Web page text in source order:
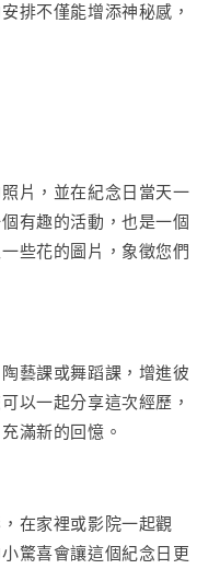
排不僅能增添神秘感，
片，並在紀念日當天一
有趣的活動，也是一個
些花的圖片，象徵您們
藝課或舞蹈課，增進彼
以一起分享這次經歷，
滿新的回憶。
在家裡或影院一起觀
驚喜會讓這個紀念日更